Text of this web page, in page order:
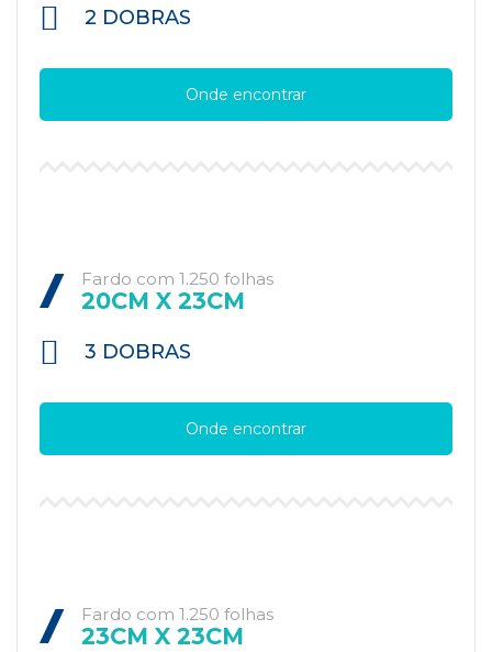
2 DOBRAS
Onde encontrar
Fardo com 1.250 folhas
20CM X 23CM
3 DOBRAS
Onde encontrar
Fardo com 1.250 folhas
23CM X 23CM